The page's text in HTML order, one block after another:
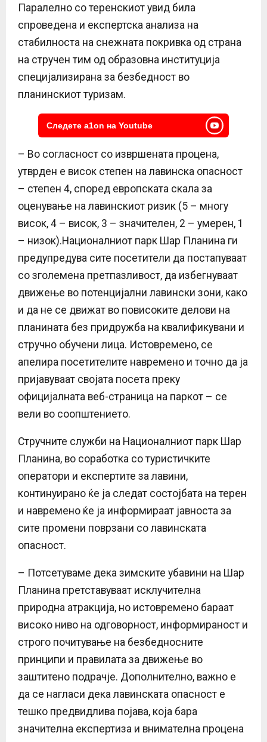
Паралелно со теренскиот увид била
спроведена и експертска анализа на
стабилноста на снежната покривка од страна
на стручен тим од образовна институција
специјализирана за безбедност во
планинскиот туризам.
Следете a1on на Youtube
– Во согласност со извршената процена,
утврден е висок степен на лавинска опасност
– степен 4, според европската скала за
оценување на лавинскиот ризик (5 – многу
висок, 4 – висок, 3 – значителен, 2 – умерен, 1
– низок).Националниот парк Шар Планина ги
предупредува сите посетители да постапуваат
со зголемена претпазливост, да избегнуваат
движење во потенцијални лавински зони, како
и да не се движат во повисоките делови на
планината без придружба на квалификувани и
стручно обучени лица. Истовремено, се
апелира посетителите навремено и точно да ја
пријавуваат својата посета преку
официјалната веб-страница на паркот – се
вели во соопштението.
Стручните служби на Националниот парк Шар
Планина, во соработка со туристичките
оператори и експертите за лавини,
континуирано ќе ја следат состојбата на терен
и навремено ќе ја информираат јавноста за
сите промени поврзани со лавинската
опасност.
– Потсетуваме дека зимските убавини на Шар
Планина претставуваат исклучителна
природна атракција, но истовремено бараат
високо ниво на одговорност, информираност и
строго почитување на безбедносните
принципи и правилата за движење во
заштитено подрачје. Дополнително, важно е
да се нагласи дека лавинската опасност е
тешко предвидлива појава, која бара
значителна експертиза и внимателна процена